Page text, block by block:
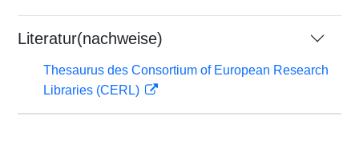
Literatur(nachweise)
Thesaurus des Consortium of European Research
Libraries (CERL)